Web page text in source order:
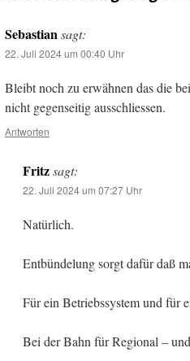
Sebastiansagt:
22. Juli 2024 um 00:40 Uhr
Bleibt noch zu erwähnen das die
nicht gegenseitig ausschliessen.
Antworten
Fritz sagt:
22. Juli 2024 um 07:27 Uhr
Natürlich.
Entbündelung sorgt dafür daß
Für ein Betriebssystem und für
Bei der Bahn für Regional –